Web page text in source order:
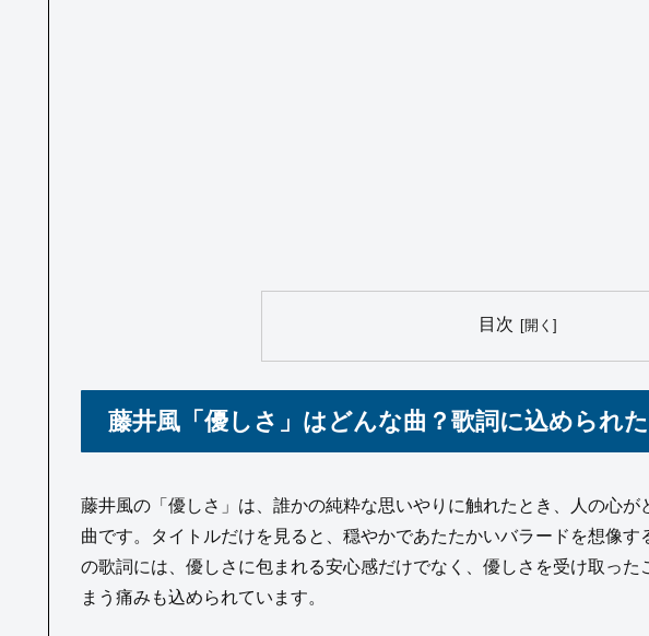
目次
藤井風「優しさ」はどんな曲？歌詞に込められ
藤井風の「優しさ」は、誰かの純粋な思いやりに触れたとき、人の心
曲です。タイトルだけを見ると、穏やかであたたかいバラードを想像
の歌詞には、優しさに包まれる安心感だけでなく、優しさを受け取っ
まう痛みも込められています。